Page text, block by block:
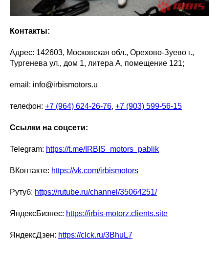
Контакты:
Адрес: 142603, Московская обл., Орехово-Зуево г.,
Тургенева ул., дом 1, литера А, помещение 121;
email: info@irbismotors.u
телефон: +7 (964) 624-26-76, +7 (903) 599-56-15
Ссылки на соцсети:
Telegram: https://t.me/IRBIS_motors_pablik
ВКонтакте: https://vk.com/irbismotors
Рутуб: https://rutube.ru/channel/35064251/
ЯндексБизнес: https://irbis-motorz.clients.site
ЯндексДзен: https://clck.ru/3BhuL7